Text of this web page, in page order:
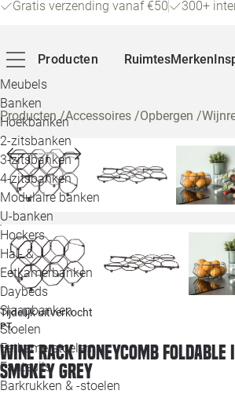
Gratis verzending vanaf €50 300+
Producten
Meubels
Banken
Hoekbanken
2-zitsbanken
3-zitsbanken
4-zitsbanken
Modulaire banken
U-banken
Hockers
Hal- &
Eetkamerbanken
Daybeds
Slaapbanken
Stoelen
Eetkamerstoelen
Fauteuils
Barkrukken & -stoelen
RuimtesMerken
Producten/Accessoires /Opbergen /
Tijdelijk uitverkocht
PT,
Wine rack Honeycomb foldable
smokey grey